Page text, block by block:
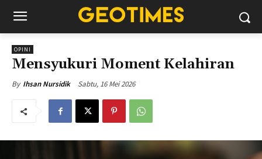
OPINI
Mensyukuri Moment Kelahiran
By Ihsan Nursidik Sabtu, 16 Mei 2026